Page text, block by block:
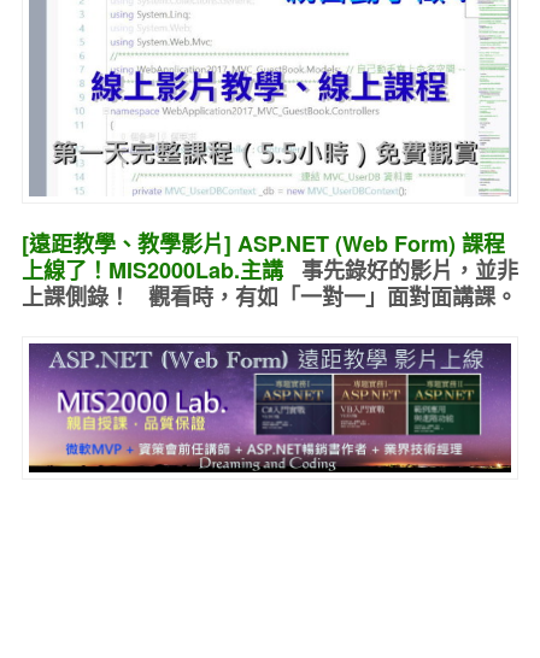
[遠距教學、教學影片] ASP.NET (Web Form) 課程
上線了！MIS2000Lab.主講 事先錄好的影片，並非
上課側錄！ 觀看時，有如 「一對一」面對面講課。